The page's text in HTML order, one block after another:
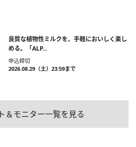
良質な植物性ミルクを、手軽においしく楽し
める。「ALP...
申込締切
2026.08.29（土）23:59まで
＆モニター一覧を見る